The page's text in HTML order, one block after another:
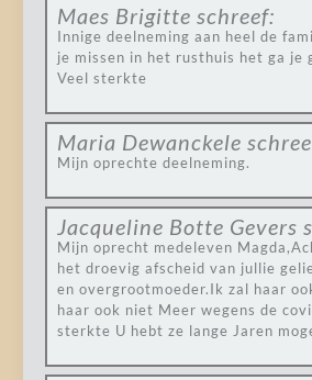
Maes Brigitte schreef:
Innige deelneming aan heel de
je missen in het rusthuis het ga je
Veel sterkte
Maria Dewanckele
Mijn oprechte deelneming.
Jacqueline Botte Gevers
Mijn oprecht medeleven
het droevig afscheid van jullie
en overgrootmoeder.Ik zal haar
haar ook niet Meer wegens de
sterkte U hebt ze lange Jaren